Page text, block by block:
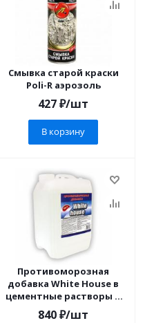
Смывка старой краски
Poli-R аэрозоль
427₽/шт
В корзину
Противоморозная
добавка White House в
цементные растворы и
бетоны
840₽/шт